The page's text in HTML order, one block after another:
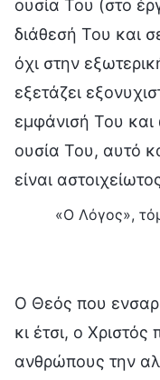
ουσία Του (στο
διάθεσή Του και
όχι στην
εξετάζει
εμφάνισή Του
ουσία Του, αυτό
είναι
«Ο Λόγος»,
Ο Θεός που
κι έτσι, ο
ανθρώπους την